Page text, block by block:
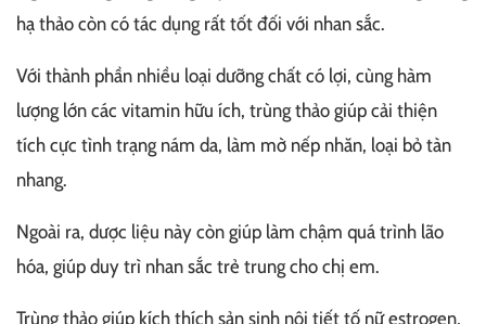
hạ thảo còn có tác dụng rất tốt đối với nhan sắc.
Với thành phần nhiều loại dưỡng chất có lợi, cùng hàm
lượng lớn các vitamin hữu ích, trùng thảo giúp cải thiện
tích cực tình trạng nám da, làm mờ nếp nhăn, loại bỏ tàn
nhang.
Ngoài ra, dược liệu này còn giúp làm chậm quá trình lão
hóa, giúp duy trì nhan sắc trẻ trung cho chị em.
Trùng thảo giúp kích thích sản sinh nội tiết tố nữ estrogen,